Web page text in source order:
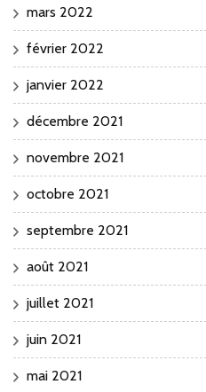
mars 2022
février 2022
janvier 2022
décembre 2021
novembre 2021
octobre 2021
septembre 2021
août 2021
juillet 2021
juin 2021
mai 2021